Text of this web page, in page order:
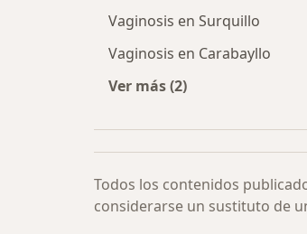
Vaginosis en Surquillo
Vaginosis en Carabayllo
Ver más (2)
Todos los contenidos
considerarse un sustituto de